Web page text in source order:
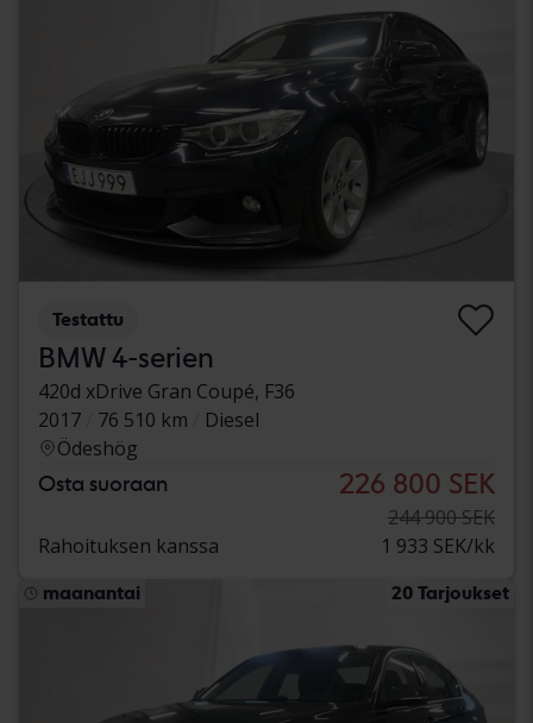
Testattu
BMW 4-serien
420d xDrive Gran Coupé, F36
2017
76 510 km
Diesel
Ödeshög
Osta suoraan 226 800 SEK
244 900 SEK
Rahoituksen kanssa
1 933 SEK/kk
maanantai 20 Tarjoukset